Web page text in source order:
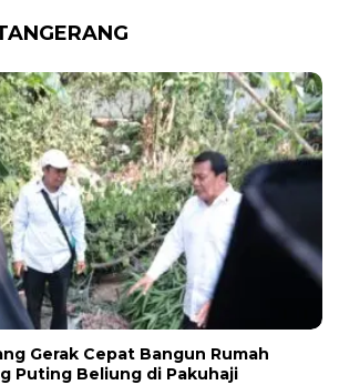
Gerak Cepat Bangun Rumah
Puting Beliung di Pakuhaji